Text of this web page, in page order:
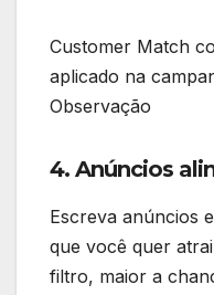
Customer Match
aplicado na
Observação
4. Anúncios
Escreva anúncios
que você quer
filtro, maior a